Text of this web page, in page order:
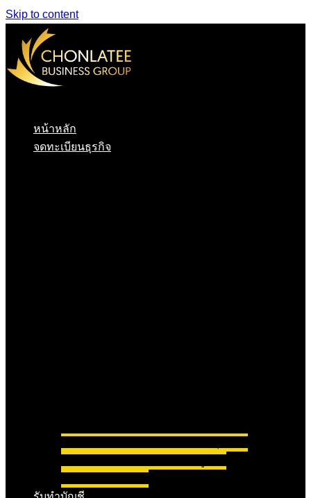
Skip to content
หน้าหลัก
จดทะเบียนธุรกิจ